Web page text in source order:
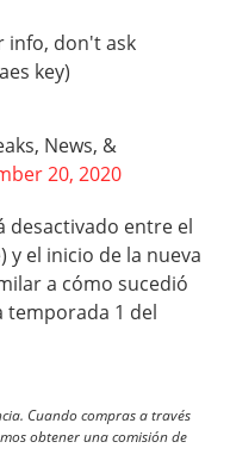
info, don't ask
key)
News, &
20, 2020
desactivado entre el
y el inicio de la nueva
a cómo sucedió
temporada 1 del
Cuando compras a través
obtener una comisión de